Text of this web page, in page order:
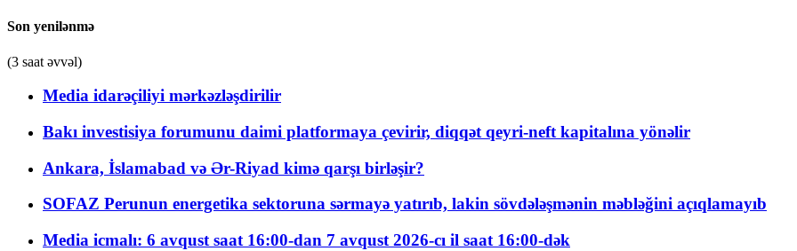
Son yenilənmə
(3 saat əvvəl)
Media idarəçiliyi mərkəzləşdirilir
Bakı investisiya forumunu daimi platformaya çevirir, diqqət qeyri-neft kapitalına yönəlir
Ankara, İslamabad və Ər-Riyad kimə qarşı birləşir?
SOFAZ Perunun energetika sektoruna sərmayə yatırıb, lakin sövdələşmənin məbləğini açıqlamayıb
Media icmalı: 6 avqust saat 16:00-dan 7 avqust 2026-cı il saat 16:00-dək